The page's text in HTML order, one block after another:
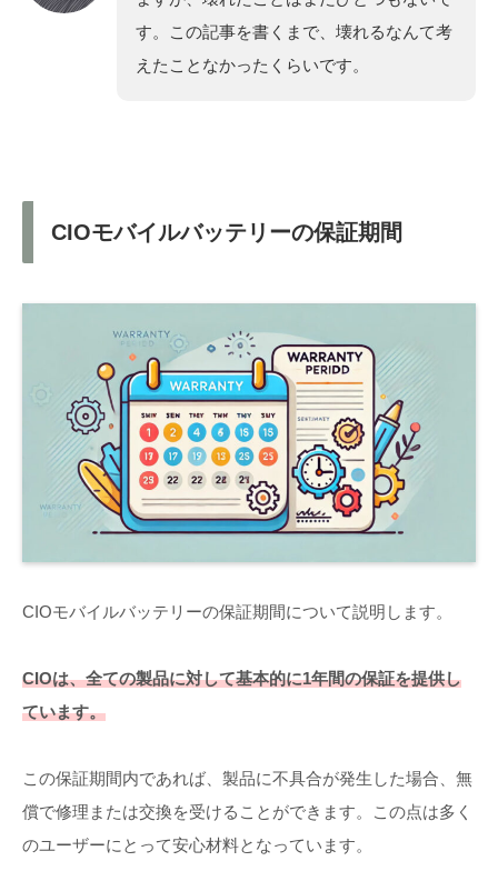
す。この記事を書くまで、壊れるなんて考
えたことなかったくらいです。
CIOモバイルバッテリーの保証期間
CIOモバイルバッテリーの保証期間について説明します。
CIOは、全ての製品に対して基本的に1年間の保証を提供し
ています。
この保証期間内であれば、製品に不具合が発生した場合、無
償で修理または交換を受けることができます。この点は多く
のユーザーにとって安心材料となっています。